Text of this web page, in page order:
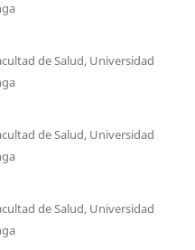
de Salud, Universidad
de Salud, Universidad
de Salud, Universidad